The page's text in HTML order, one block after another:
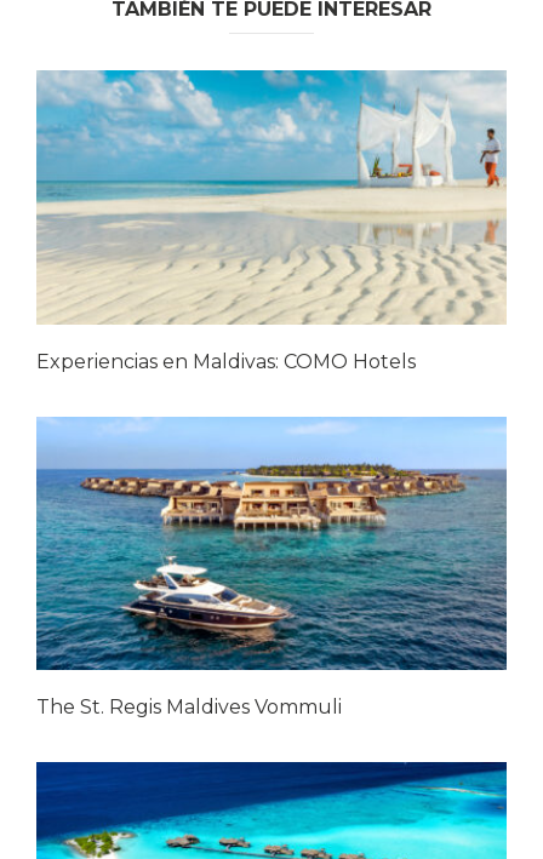
TAMBIÉN TE PUEDE INTERESAR
Experiencias en Maldivas: COMO Hotels
The St. Regis Maldives Vommuli